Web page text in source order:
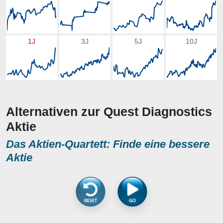
1J 3J 5J 10J
Alternativen zur Quest Diagnostics
Aktie
Das Aktien-Quartett: Finde eine bessere
Aktie